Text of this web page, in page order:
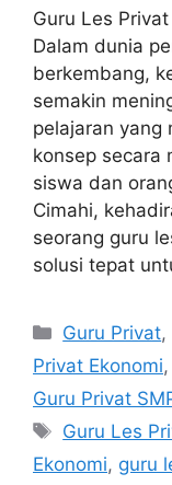
Guru Les
Dalam dunia
berkembang,
semakin
pelajaran yang
konsep secara
siswa dan
Cimahi,
seorang guru
solusi tepat
Categories
Guru Privat,
Privat Ekonomi,
Guru Privat
Tags
Guru Les
Ekonomi, guru